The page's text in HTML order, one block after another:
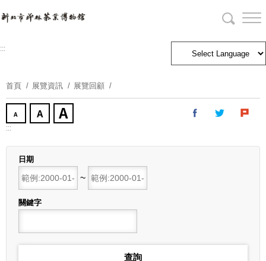
到
要
塊
:::
首頁 展覽資訊 展覽回顧
:::
日期
開始日期
~
結束日期
關鍵字